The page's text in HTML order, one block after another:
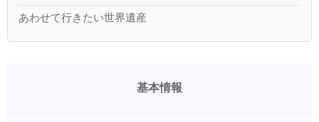
あわせて行きたい世界遺産
基本情報